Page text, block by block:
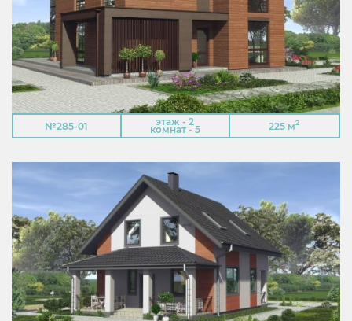
№285-01 этаж - 2
комнат - 5 225 м2